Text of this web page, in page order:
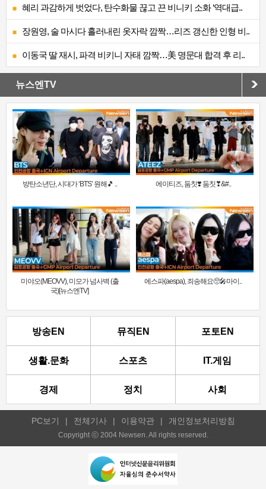
혜리 과감하게 벗었다, 탄수화물 끊고 끈 비니키 소화 ‘역대급..
장원영, 술 마시다 흘러내린 옷자락 깜짝…리즈 갱신한 인형 비..
이동국 딸 재시, 파격 비키니 자태 깜짝…美 명문대 합격 후 리..
뉴스엔TV
방탄소년단, 시대가 ‘BTS’ 원해🎵 .. 에이티즈, 둠칫❣️ 둠칫❣&#..
미야오(MEOVV), 미모가 넘사벽 (출
국)[뉴스엔TV]
에스파(aespa), 죄송해요🥺🎤마이..
방송EN 뮤직EN 포토EN
생활.문화 스포츠 IT.게임
경제 정치 사회
PC보기 | 전체기사 | 이용약관 | 개인정보처리방침
Copyright ⓒ 2004 Newsen. All rights reserved.